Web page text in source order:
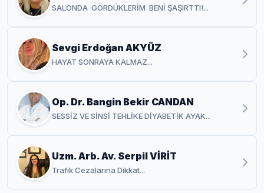
SALONDA GÖRDÜKLERİM BENİ ŞAŞIRTTI!...
Sevgi Erdoğan AKYÜZ
HAYAT SONRAYA KALMAZ...
Op. Dr. Bangin Bekir CANDAN
SESSİZ VE SİNSİ TEHLİKE DİYABETİK AYAK...
Uzm. Arb. Av. Serpil VİRİT
Trafik Cezalarına Dikkat...